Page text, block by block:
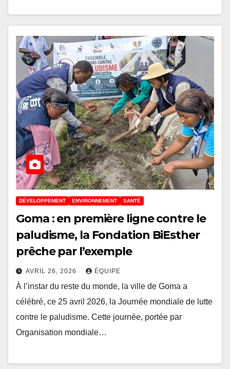
DÉVELOPPEMENT ENVIRONNEMENT SANTÉ
Goma : en première ligne contre le
paludisme, la Fondation BiEsther
prêche par l’exemple
AVRIL 26, 2026 ÉQUIPE
À l’instar du reste du monde, la ville de Goma a
célébré, ce 25 avril 2026, la Journée mondiale de lutte
contre le paludisme. Cette journée, portée par
Organisation mondiale…